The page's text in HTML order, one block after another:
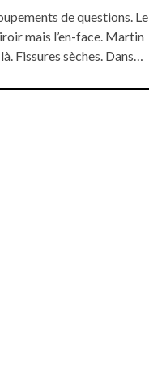
de questions. Le
mais l’en-face. Martin
Fissures sèches. Dans…